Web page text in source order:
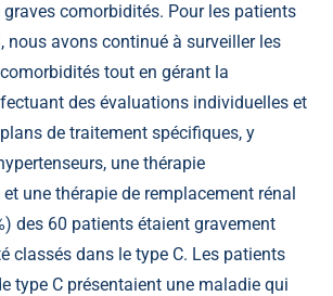
comorbidités. Pour les patients
nous avons continué à surveiller les
tout en gérant la
des évaluations individuelles et
de traitement spécifiques, y
une thérapie
une thérapie de remplacement rénal
des 60 patients étaient gravement
classés dans le type C. Les patients
type C présentaient une maladie qui